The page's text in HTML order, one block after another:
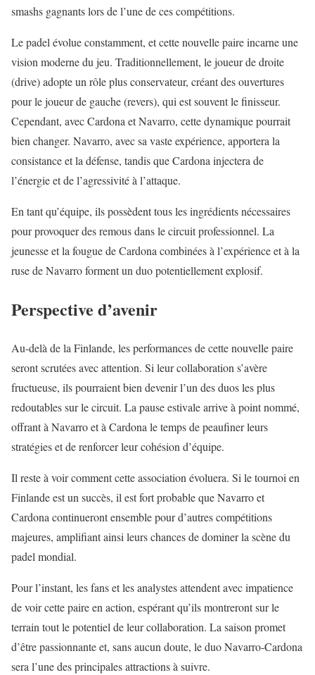
smashs gagnants lors de l’une de ces compétitions.
Le padel évolue constamment, et cette nouvelle paire incarne une
vision moderne du jeu. Traditionnellement, le joueur de droite
(drive) adopte un rôle plus conservateur, créant des ouvertures
pour le joueur de gauche (revers), qui est souvent le finisseur.
Cependant, avec Cardona et Navarro, cette dynamique pourrait
bien changer. Navarro, avec sa vaste expérience, apportera la
consistance et la défense, tandis que Cardona injectera de
l’énergie et de l’agressivité à l’attaque.
En tant qu’équipe, ils possèdent tous les ingrédients nécessaires
pour provoquer des remous dans le circuit professionnel. La
jeunesse et la fougue de Cardona combinées à l’expérience et à la
ruse de Navarro forment un duo potentiellement explosif.
Perspective d’avenir
Au-delà de la Finlande, les performances de cette nouvelle paire
seront scrutées avec attention. Si leur collaboration s’avère
fructueuse, ils pourraient bien devenir l’un des duos les plus
redoutables sur le circuit. La pause estivale arrive à point nommé,
offrant à Navarro et à Cardona le temps de peaufiner leurs
stratégies et de renforcer leur cohésion d’équipe.
Il reste à voir comment cette association évoluera. Si le tournoi en
Finlande est un succès, il est fort probable que Navarro et
Cardona continueront ensemble pour d’autres compétitions
majeures, amplifiant ainsi leurs chances de dominer la scène du
padel mondial.
Pour l’instant, les fans et les analystes attendent avec impatience
de voir cette paire en action, espérant qu’ils montreront sur le
terrain tout le potentiel de leur collaboration. La saison promet
d’être passionnante et, sans aucun doute, le duo Navarro-Cardona
sera l’une des principales attractions à suivre.